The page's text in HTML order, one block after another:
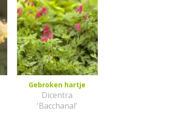
Gebroken hartje
Dicentra
'Bacchanal'